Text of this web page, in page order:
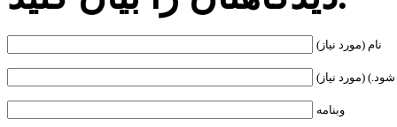
نام (مورد نیاز)
(مورد نیاز)
وبنامه